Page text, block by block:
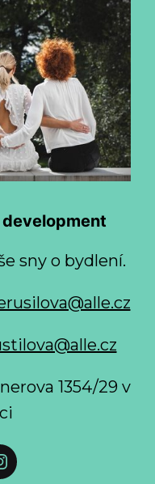
sny o bydlení.
1354/29 v